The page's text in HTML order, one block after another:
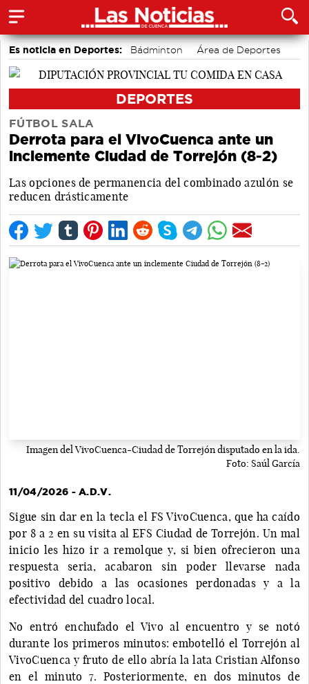
Es noticia en Deportes: Bádminton
Área de Deportes
Motor
DEPORTES
FÚTBOL SALA
Derrota para el VivoCuenca ante un
inclemente Ciudad de Torrejón (8-2)
Las opciones de permanencia del combinado azulón se
reducen drásticamente
Imagen del VivoCuenca-Ciudad de Torrejón disputado en la ida.
Foto: Saúl García
11/04/2026 - A.D.V.
Sigue sin dar en la tecla el FS VivoCuenca, que ha caído
por 8 a 2 en su visita al EFS Ciudad de Torrejón. Un mal
inicio les hizo ir a remolque y, si bien ofrecieron una
respuesta seria, acabaron sin poder llevarse nada
positivo debido a las ocasiones perdonadas y a la
efectividad del cuadro local.
No entró enchufado el Vivo al encuentro y se notó
durante los primeros minutos: embotelló el Torrejón al
VivoCuenca y fruto de ello abría la lata Cristian Alfonso
en el minuto 7. Posteriormente, en dos minutos de